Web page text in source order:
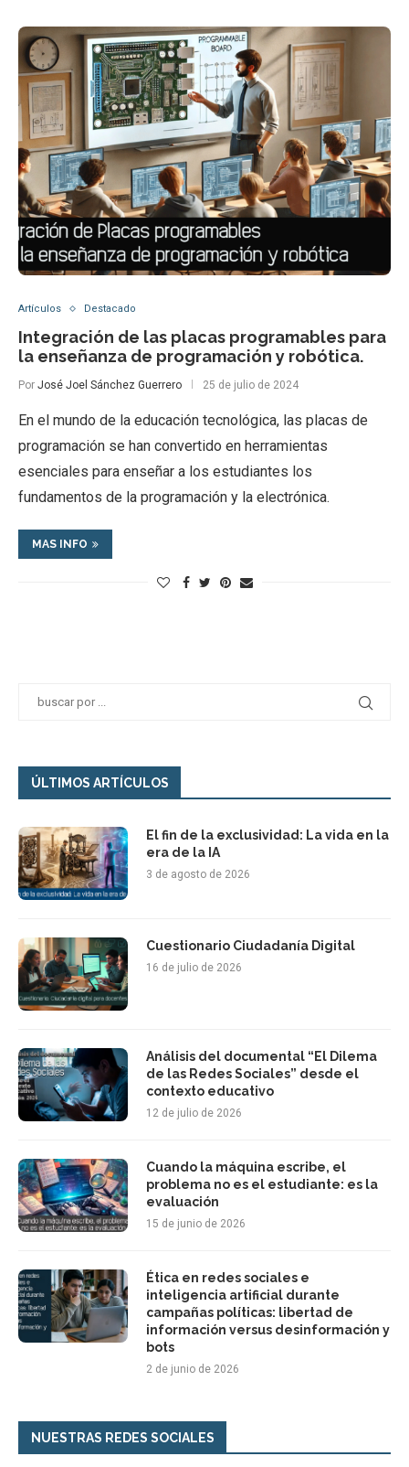
Artículos Destacado
Integración de las placas programables para
la enseñanza de programación y robótica.
Por José Joel Sánchez Guerrero 25 de julio de 2024
En el mundo de la educación tecnológica, las placas de
programación se han convertido en herramientas
esenciales para enseñar a los estudiantes los
fundamentos de la programación y la electrónica.
MAS INFO
ÚLTIMOS ARTÍCULOS
El fin de la exclusividad: La vida en la
era de la IA
3 de agosto de 2026
Cuestionario Ciudadanía Digital
16 de julio de 2026
Análisis del documental “El Dilema
de las Redes Sociales” desde el
contexto educativo
12 de julio de 2026
Cuando la máquina escribe, el
problema no es el estudiante: es la
evaluación
15 de junio de 2026
Ética en redes sociales e
inteligencia artificial durante
campañas políticas: libertad de
información versus desinformación y
bots
2 de junio de 2026
NUESTRAS REDES SOCIALES